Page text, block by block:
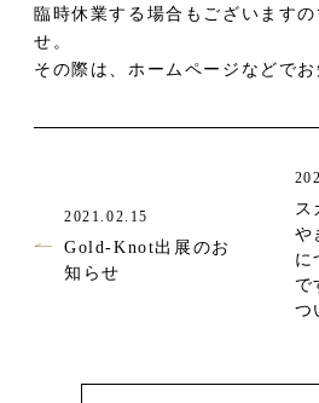
臨時休業する場合もございます
せ。
その際は、ホームページなどでお
2021.02.15
Gold-Knot出展のお
知らせ
ス
や
に
で
つ